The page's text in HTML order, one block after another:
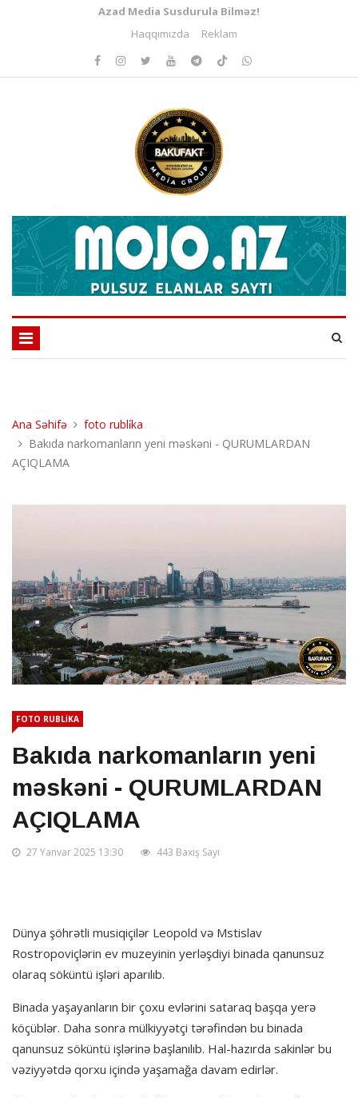
Azad Media Susdurula Bilməz!
Haqqımızda
Reklam
Ana Səhifə
foto rubli̇ka
Bakıda narkomanların yeni məskəni - QURUMLARDAN
AÇIQLAMA
FOTO RUBLİKA
Bakıda narkomanların yeni
məskəni - QURUMLARDAN
AÇIQLAMA
27 Yanvar 2025 13:30 443 Baxış Sayı
Dünya şöhrətli musiqiçilər Leopold və Mstislav
Rostropoviçlərin ev muzeyinin yerləşdiyi binada qanunsuz
olaraq söküntü işləri aparılıb.
Binada yaşayanların bir çoxu evlərini sataraq başqa yerə
köçüblər. Daha sonra mülkiyyətçi tərəfindən bu binada
qanunsuz söküntü işlərinə başlanılıb. Hal-hazırda sakinlər bu
vəziyyətdə qorxu içində yaşamağa davam edirlər.